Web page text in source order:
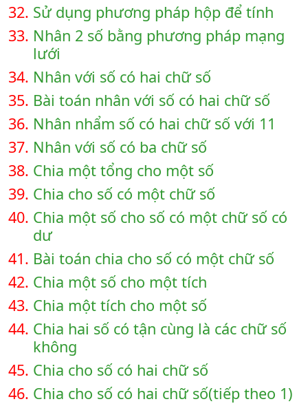
32. Sử dụng phương pháp hộp để tính
33. Nhân 2 số bằng phương pháp mạng
lưới
34. Nhân với số có hai chữ số
35. Bài toán nhân với số có hai chữ số
36. Nhân nhẩm số có hai chữ số với 11
37. Nhân với số có ba chữ số
38. Chia một tổng cho một số
39. Chia cho số có một chữ số
40. Chia một số cho số có một chữ số có
dư
41. Bài toán chia cho số có một chữ số
42. Chia một số cho một tích
43. Chia một tích cho một số
44. Chia hai số có tận cùng là các chữ số
không
45. Chia cho số có hai chữ số
46. Chia cho số có hai chữ số(tiếp theo 1)